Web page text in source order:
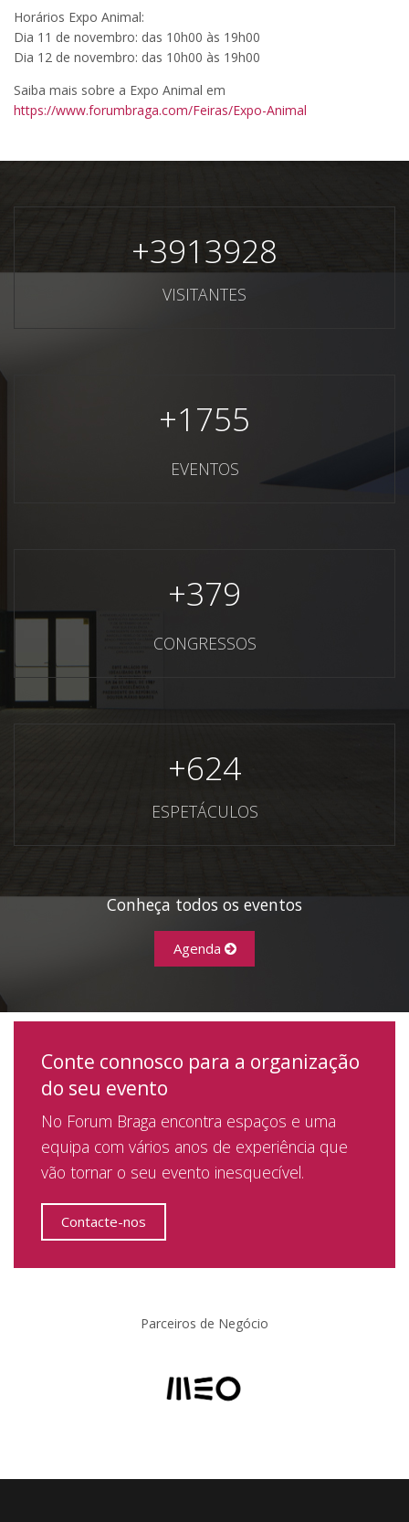
Horários Expo Animal:
Dia 11 de novembro: das 10h00 às 19h00
Dia 12 de novembro: das 10h00 às 19h00
Saiba mais sobre a Expo Animal em
https://www.forumbraga.com/Feiras/Expo-Animal
+3913928
VISITANTES
+1755
EVENTOS
+379
CONGRESSOS
+624
ESPETÁCULOS
Conheça todos os eventos
Agenda
Conte connosco para a organização
do seu evento
No Forum Braga encontra espaços e uma
equipa com vários anos de experiência que
vão tornar o seu evento inesquecível.
Contacte-nos
Parceiros de Negócio